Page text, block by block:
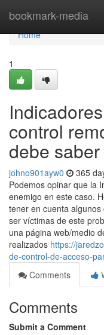
bookmark-media
Home
Home
1
control
debe saber
johno901ayw0 365
Podemos opinar que la
enemigo en este caso.
tener en cuenta
ser víctimas de este
una página web/medio
realizados https://
de-control-de-acceso-
Comments
Comments
Submit a Comment